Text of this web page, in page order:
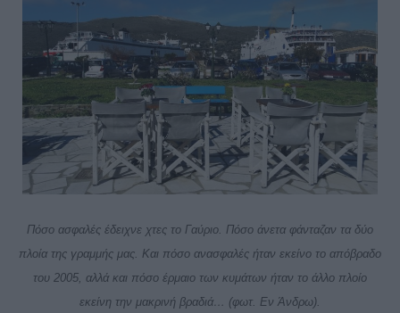
Πόσο ασφαλές έδειχνε χτες το Γαύριο. Πόσο άνετα φάνταζαν τα δύο
πλοία της γραμμής μας. Και πόσο ανασφαλές ήταν εκείνο το απόβραδο
του 2005, αλλά και πόσο έρμαιο των κυμάτων ήταν το άλλο πλοίο
εκείνη την μακρινή βραδιά… (φωτ. Εν Άνδρω).